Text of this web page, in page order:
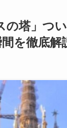
塔」つ
を徹底解